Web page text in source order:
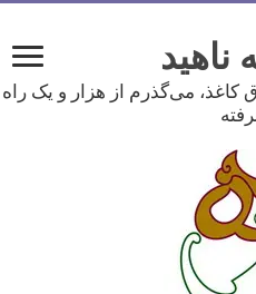
ناهید
کاغذ، می‌گذرم از هزار و یک راه